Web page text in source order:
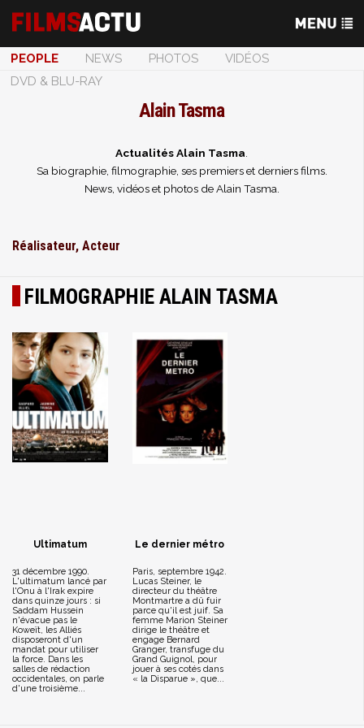
PEOPLE NEWS PHOTOS
VIDÉOS
DVD & BLU-RAY
Alain Tasma
Actualités Alain Tasma
Sa biographie, filmographie, ses premiers et derniers films.
News, vidéos et photos de Alain Tasma.
Réalisateur, Acteur
FILMOGRAPHIE ALAIN TASMA
Ultimatum
31 décembre 1990.
L'ultimatum lancé par
l'Onu à l'Irak expire
dans quinze jours : si
Saddam Hussein
n'évacue pas le
Koweït, les Alliés
disposeront d'un
mandat pour utiliser
la force. Dans les
salles de rédaction
occidentales, on parle
d'une troisième...
Le dernier métro
Paris, septembre 1942.
Lucas Steiner, le
directeur du théâtre
Montmartre a dû fuir
parce qu'il est juif. Sa
femme Marion Steiner
dirige le théâtre et
engage Bernard
Granger, transfuge du
Grand Guignol, pour
jouer à ses cotés dans
« la Disparue », que...